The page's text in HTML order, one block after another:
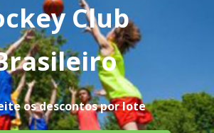
Club
os descontos por lote